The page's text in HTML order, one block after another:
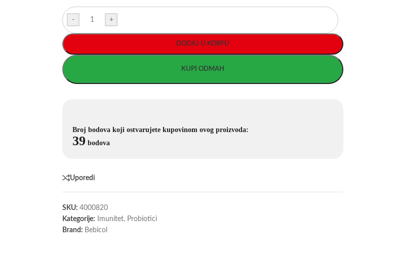
- +
DODAJ U KORPU
KUPI ODMAH
Broj bodova koji ostvarujete kupovinom ovog proizvoda:
39 bodova
Uporedi
SKU: 4000820
Kategorije:
Imunitet, Probiotici
Brand: Bebicol